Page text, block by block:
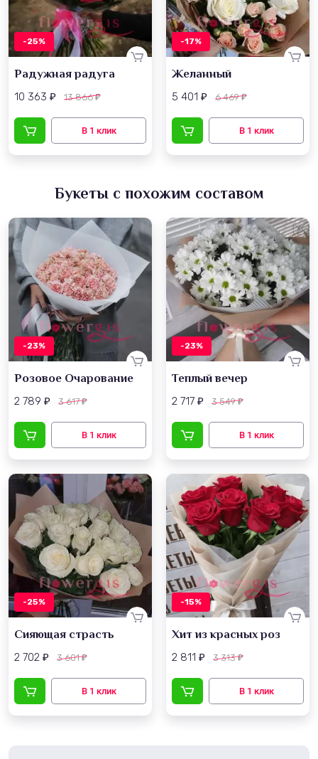
-25%
Радужная радуга
10 363 ₽ 13 866₽
-17%
Желанный
5 401 ₽ 6 469₽
Букеты с похожим составом
-23%
Розовое Очарование
2 789 ₽ 3 617₽
-23%
Теплый вечер
2 717 ₽ 3 549₽
-25%
Сияющая страсть
2 702 ₽ 3 601₽
-15%
Хит из красных роз
2 811 ₽ 3 313₽